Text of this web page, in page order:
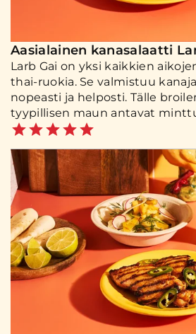
Aasialainen kanasalaatti
Larb Gai on yksi kaikkien
thai-ruokia. Se valmistuu
nopeasti ja helposti. Tälle
tyypillisen maun antavat